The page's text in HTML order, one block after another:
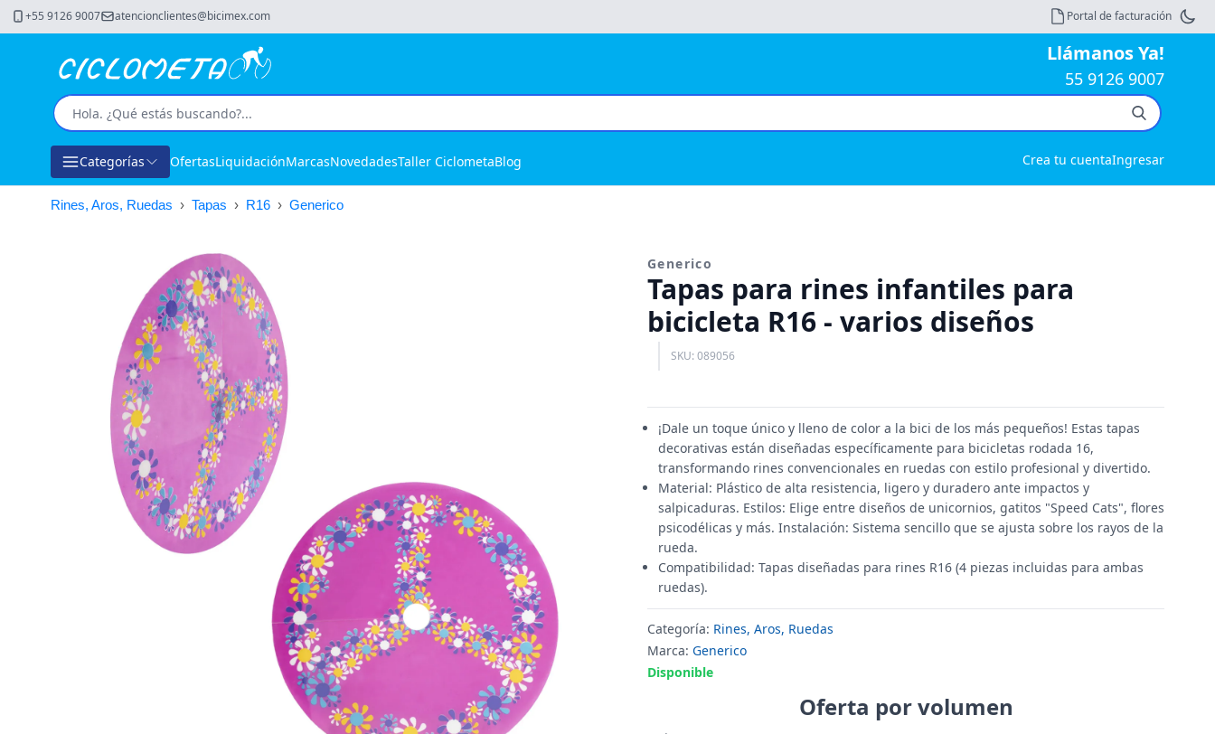
+55 9126 9007 atencionclientes@bicimex.com Portal de facturación
Llámanos Ya!
55 9126 9007
Categorías OfertasLiquidaciónMarcasNovedadesTaller CiclometaBlog Crea tu cuentaIngresar
Rines, Aros, Ruedas › Tapas › R16 › Generico
Generico
Tapas para rines infantiles para
bicicleta R16 - varios diseños
SKU: 089056
¡Dale un toque único y lleno de color a la bici de los más pequeños! Estas tapas
decorativas están diseñadas específicamente para bicicletas rodada 16,
transformando rines convencionales en ruedas con estilo profesional y divertido.
Material: Plástico de alta resistencia, ligero y duradero ante impactos y
salpicaduras. Estilos: Elige entre diseños de unicornios, gatitos "Speed Cats", flores
psicodélicas y más. Instalación: Sistema sencillo que se ajusta sobre los rayos de la
rueda.
Compatibilidad: Tapas diseñadas para rines R16 (4 piezas incluidas para ambas
ruedas).
Categoría: Rines, Aros, Ruedas
Marca: Generico
Disponible
Oferta por volumen